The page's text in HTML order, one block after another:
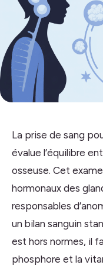
La prise de sang
évalue l’équilibre
osseuse. Cet
hormonaux des
responsables
un bilan sanguin
est hors normes, il
phosphore et la